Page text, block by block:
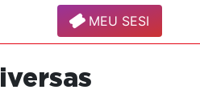
MEU SESI